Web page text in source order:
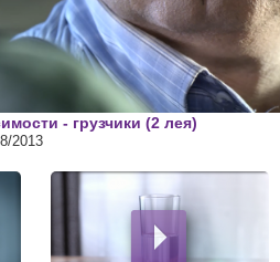
- грузчики (2 лея)
2013